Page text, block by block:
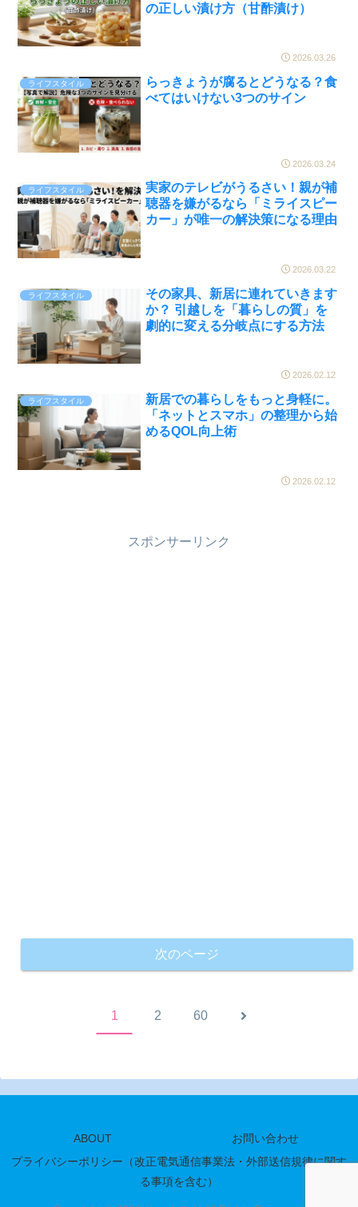
の正しい漬け方（甘酢漬け）
2026.03.26
ライフスタイル
らっきょうが腐るとどうなる？食
べてはいけない3つのサイン
2026.03.24
ライフスタイル
実家のテレビがうるさい！親が補
聴器を嫌がるなら「ミライスピー
カー」が唯一の解決策になる理由
2026.03.22
ライフスタイル
その家具、新居に連れていきます
か？ 引越しを「暮らしの質」を
劇的に変える分岐点にする方法
2026.02.12
ライフスタイル
新居での暮らしをもっと身軽に。
「ネットとスマホ」の整理から始
めるQOL向上術
2026.02.12
スポンサーリンク
次のページ
1 2 60 次
ABOUT
お問い合わせ
プライバシーポリシー（改正電気通信事業法・外部送信規律に関す
る事項を含む）